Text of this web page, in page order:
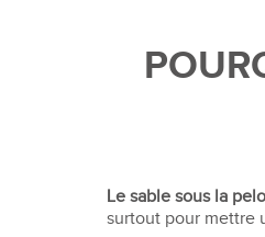
Le sable sous la
surtout pour mettre